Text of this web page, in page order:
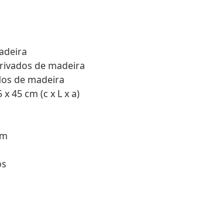
de madeira
de madeira
45 cm (c x L x a)